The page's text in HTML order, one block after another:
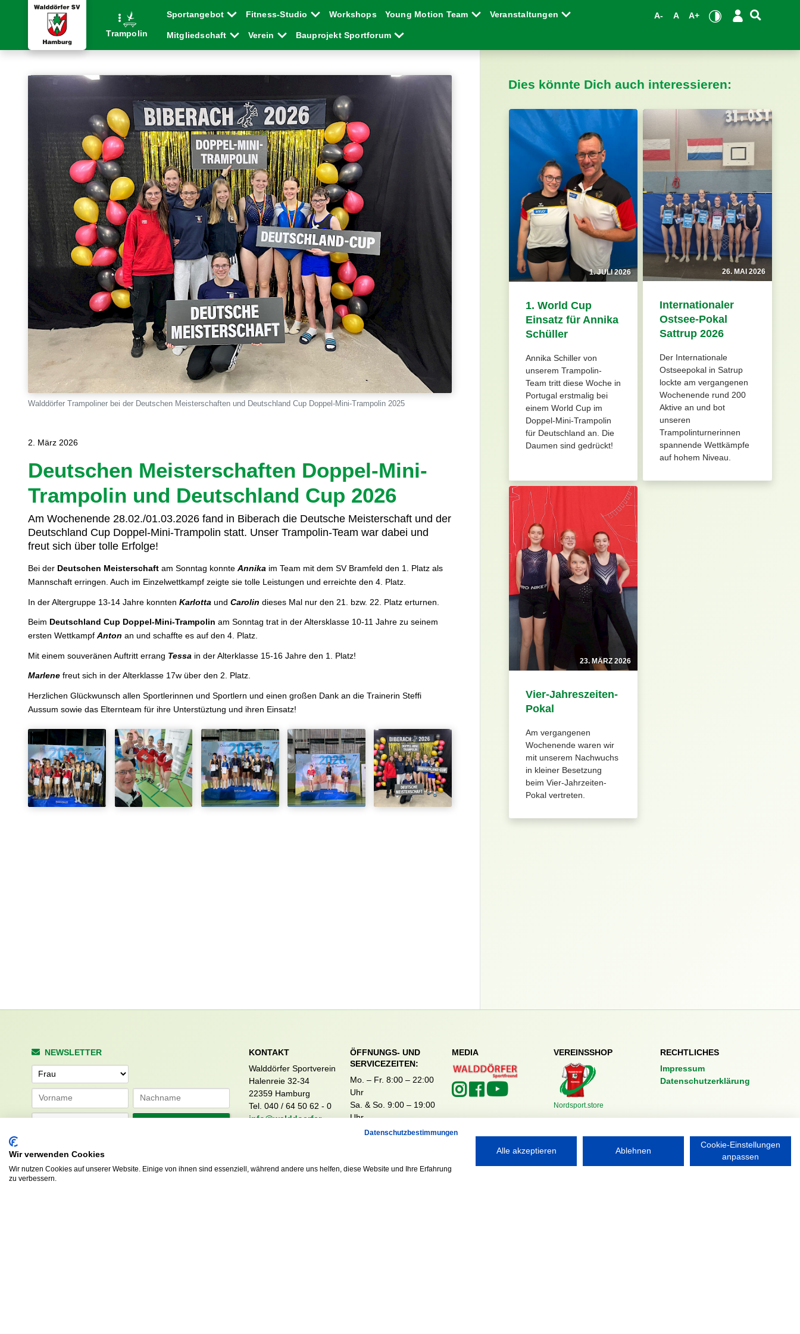
Trampolin
Sportangebot Fitness-Studio Workshops Young Motion Team Veranstaltungen
Mitgliedschaft Verein Bauprojekt Sportforum
A- A A+
Walddörfer Trampoliner bei der Deutschen Meisterschaften und Deutschland Cup Doppel-Mini-Trampolin 2025
2. März 2026
Deutschen Meisterschaften Doppel-Mini-
Trampolin und Deutschland Cup 2026
Am Wochenende 28.02./01.03.2026 fand in Biberach die Deutsche Meisterschaft und der
Deutschland Cup Doppel-Mini-Trampolin statt. Unser Trampolin-Team war dabei und
freut sich über tolle Erfolge!
Bei der Deutschen Meisterschaftam Sonntag konnteAnnika im Team mit dem SV Bramfeld den 1. Platz als
Mannschaft erringen. Auch im Einzelwettkampf zeigte sie tolle Leistungen und erreichte den 4. Platz.
In der Altergruppe 13-14 Jahre konntenKarlottaundCarolindieses Mal nur den 21. bzw. 22. Platz erturnen.
Beim Deutschland Cup Doppel-Mini-Trampolin am Sonntag trat in der Altersklasse 10-11 Jahre zu seinem
ersten WettkampfAntonan und schaffte es auf den 4. Platz.
Mit einem souveränen Auftritt errang Tessa in der Alterklasse 15-16 Jahre den 1. Platz!
Marlenefreut sich in der Alterklasse 17w über den 2. Platz.
Herzlichen Glückwunsch allen Sportlerinnen und Sportlern und einen großen Dank an die Trainerin Steffi
Aussum sowie das Elternteam für ihre Unterstüztung und ihren Einsatz!
Dies könnte Dich auch interessieren:
1. JULI 2026
1. World Cup
Einsatz für Annika
Schüller
Annika Schiller von
unserem Trampolin-
Team tritt diese Woche in
Portugal erstmalig bei
einem World Cup im
Doppel-Mini-Trampolin
für Deutschland an. Die
Daumen sind gedrückt!
26. MAI 2026
Internationaler
Ostsee-Pokal
Sattrup 2026
Der Internationale
Ostseepokal in Satrup
lockte am vergangenen
Wochenende rund 200
Aktive an und bot
unseren
Trampolinturnerinnen
spannende Wettkämpfe
auf hohem Niveau.
23. MÄRZ 2026
Vier-Jahreszeiten-
Pokal
Am vergangenen
Wochenende waren wir
mit unserem Nachwuchs
in kleiner Besetzung
beim Vier-Jahrzeiten-
Pokal vertreten.
NEWSLETTER
Anrede
KONTAKT
Walddörfer Sportverein
Halenreie 32-34
22359 Hamburg
Tel. 040 / 64 50 62 - 0
info@walddoerfer-
ÖFFNUNGS- UND
SERVICEZEITEN:
Mo. – Fr. 8:00 – 22:00
Uhr
Sa. & So. 9:00 – 19:00
Uhr
MEDIA VEREINSSHOP
Nordsport.store
RECHTLICHES
Impressum
Datenschutzerklärung
Datenschutzbestimmungen
Wir verwenden Cookies
Wir nutzen Cookies auf unserer Website. Einige von ihnen sind essenziell, während andere uns helfen, diese Website und Ihre Erfahrung
zu verbessern.
Alle akzeptieren Ablehnen
Cookie-Einstellungen
anpassen